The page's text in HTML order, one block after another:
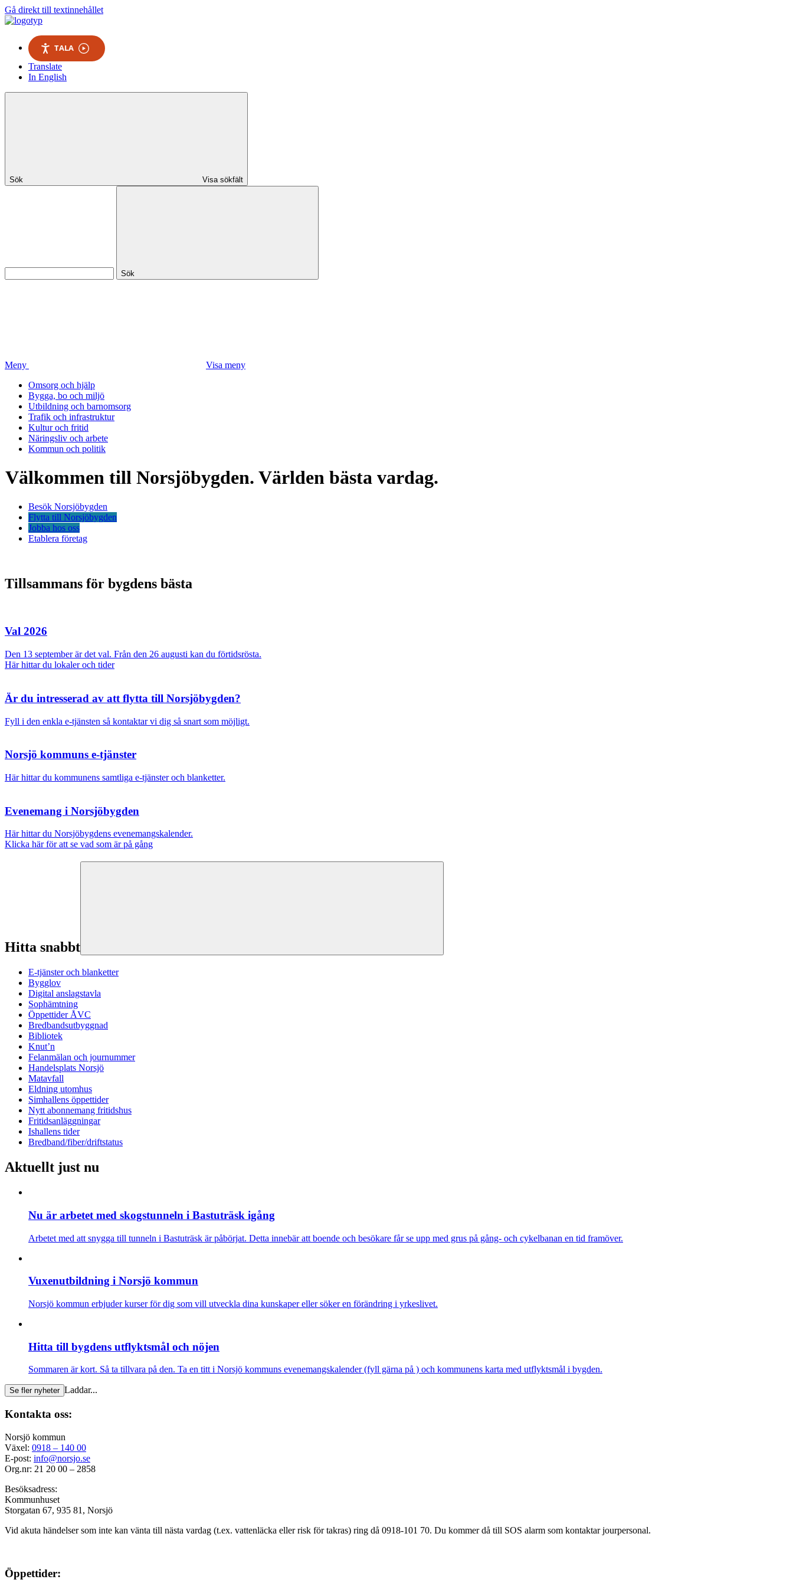
Gå direkt till textinnehållet
TALA
Translate
In English
Sök Visa sökfält
Sök
Meny
Visa meny
Omsorg och hjälp
Bygga, bo och miljö
Utbildning och barnomsorg
Trafik och infrastruktur
Kultur och fritid
Näringsliv och arbete
Kommun och politik
Välkommen till Norsjöbygden. Världen bästa vardag.
Besök Norsjöbygden
Flytta till Norsjöbygden
Jobba hos oss
Etablera företag
Tillsammans för bygdens bästa
Val 2026
Den 13 september är det val. Från den 26 augusti kan du förtidsrösta.
Här hittar du lokaler och tider
Är du intresserad av att flytta till Norsjöbygden?
Fyll i den enkla e-tjänsten så kontaktar vi dig så snart som möjligt.
Norsjö kommuns e-tjänster
Här hittar du kommunens samtliga e-tjänster och blanketter.
Evenemang i Norsjöbygden
Här hittar du Norsjöbygdens evenemangskalender.
Klicka här för att se vad som är på gång
Hitta snabbt
E-tjänster och blanketter
Bygglov
Digital anslagstavla
Sophämtning
Öppettider ÅVC
Bredbandsutbyggnad
Bibliotek
Knut’n
Felanmälan och journummer
Handelsplats Norsjö
Matavfall
Eldning utomhus
Simhallens öppettider
Nytt abonnemang fritidshus
Fritidsanläggningar
Ishallens tider
Bredband/fiber/driftstatus
Aktuellt just nu
Nu är arbetet med skogstunneln i Bastuträsk igång
Arbetet med att snygga till tunneln i Bastuträsk är påbörjat. Detta innebär att boende och besökare får se upp med grus på gång- och cykelbanan en tid framöver.
Vuxenutbildning i Norsjö kommun
Norsjö kommun erbjuder kurser för dig som vill utveckla dina kunskaper eller söker en förändring i yrkeslivet.
Hitta till bygdens utflyktsmål och nöjen
Sommaren är kort. Så ta tillvara på den. Ta en titt i Norsjö kommuns evenemangskalender (fyll gärna på ) och kommunens karta med utflyktsmål i bygden.
Se fler nyheter Laddar...
Kontakta oss:
Norsjö kommun
Växel: 0918 – 140 00
E-post: info@norsjo.se
Org.nr: 21 20 00 – 2858
Besöksadress:
Kommunhuset
Storgatan 67, 935 81, Norsjö
Vid akuta händelser som inte kan vänta till nästa vardag (t.ex. vattenläcka ellerrisk för takras) ring då 0918-101 70. Du kommer då till SOS alarm som kontaktar jourpersonal.
Öppettider: